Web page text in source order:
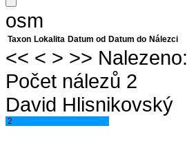
osm
Taxon Lokalita Datum od Datum do Nálezci
<< < > >> Nalezeno:
Počet nálezů 2
David Hlisnikovský
2